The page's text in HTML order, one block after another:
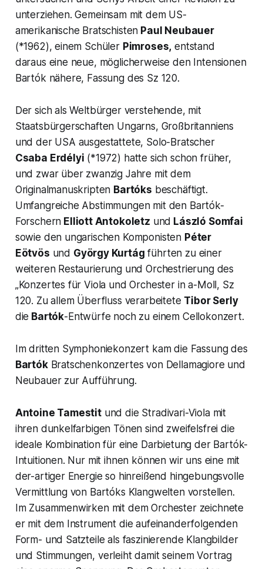
unterziehen. Gemeinsam mit dem US-
amerikanische Bratschisten Paul Neubauer
(*1962), einem Schüler Pimroses, entstand
daraus eine neue, möglicherweise den Intensionen
Bartók nähere, Fassung des Sz 120.
Der sich als Weltbürger verstehende, mit
Staatsbürgerschaften Ungarns, Großbritanniens
und der USA ausgestattete, Solo-Bratscher
Csaba Erdélyi (*1972) hatte sich schon früher,
und zwar über zwanzig Jahre mit dem
Originalmanuskripten Bartóks beschäftigt.
Umfangreiche Abstimmungen mit den Bartók-
Forschern Elliott Antokoletz und László Somfai
sowie den ungarischen Komponisten Péter
Eötvös und György Kurtág führten zu einer
weiteren Restaurierung und Orchestrierung des
„Konzertes für Viola und Orchester in a-Moll, Sz
120. Zu allem Überfluss verarbeitete Tibor Serly
die Bartók-Entwürfe noch zu einem Cellokonzert.
Im dritten Symphoniekonzert kam die Fassung des
BartókBratschenkonzertes von Dellamagiore und
Neubauer zur Aufführung.
Antoine Tamestitund die Stradivari-Viola mit
ihren dunkelfarbigen Tönen sind zweifelsfrei die
ideale Kombination für eine Darbietung der Bartók-
Intuitionen. Nur mit ihnen können wir uns eine mit
der-artiger Energie so hinreißend hingebungsvolle
Vermittlung von Bartóks Klangwelten vorstellen.
Im Zusammenwirken mit dem Orchester zeichnete
er mit dem Instrument die aufeinanderfolgenden
Form- und Satzteile als faszinierende Klangbilder
und Stimmungen, verleiht damit seinem Vortrag